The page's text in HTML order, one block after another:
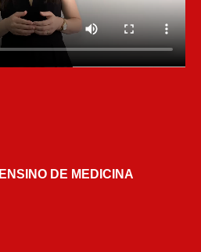
ENSINO DE MEDICINA